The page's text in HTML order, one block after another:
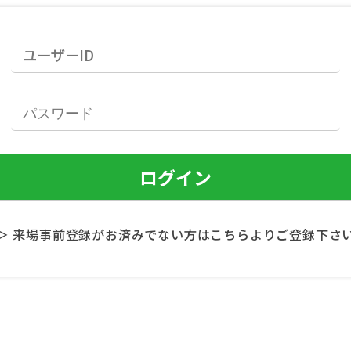
来場事前登録がお済みでない方はこちらよりご登録下さ